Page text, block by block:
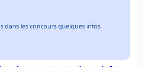
dans les concours quelques infos